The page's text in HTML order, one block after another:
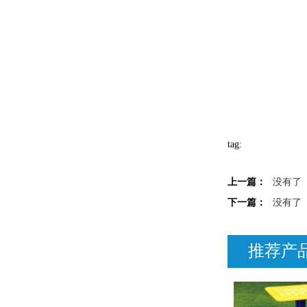
tag:
上一篇：
没有了
下一篇：
没有了
推荐产